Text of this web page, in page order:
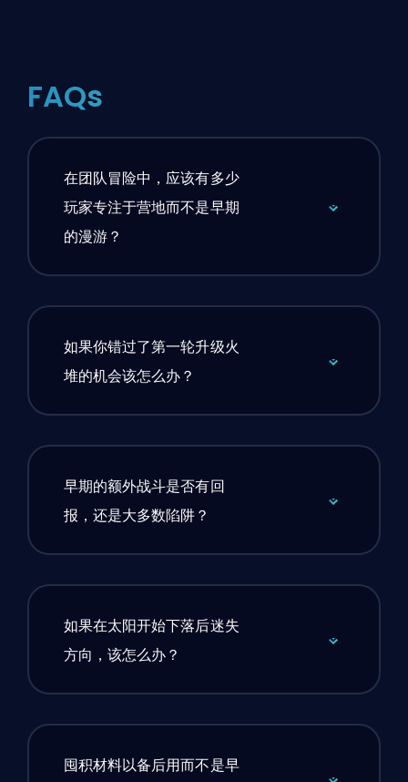
FAQs
在团队冒险中，应该有多少
玩家专注于营地而不是早期
的漫游？
如果你错过了第一轮升级火
堆的机会该怎么办？
早期的额外战斗是否有回
报，还是大多数陷阱？
如果在太阳开始下落后迷失
方向，该怎么办？
囤积材料以备后用而不是早